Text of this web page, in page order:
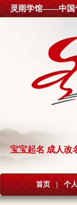
灵雨学馆——中国
宝宝起名 成人改
首页 | 个